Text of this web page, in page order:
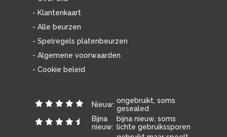
- Klantenkaart
- Alle beurzen
- Spelregels platenbeurzen
- Algemene voorwaarden
- Cookie beleid
Nieuw: ongebruikt, soms
gesealed
Bijna
nieuw:
bijna nieuw, soms
lichte gebruikssporen